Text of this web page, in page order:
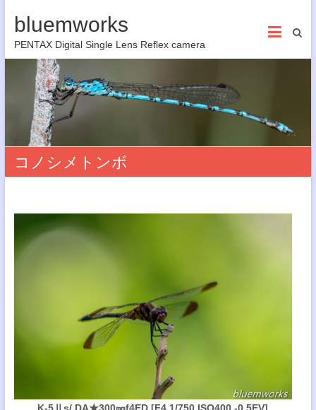
bluemworks
PENTAX Digital Single Lens Reflex camera
コノシメトンボ